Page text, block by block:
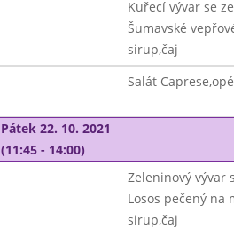
Kuřecí vývar se
Šumavské
sirup,čaj
Salát
Pátek 22. 10. 2021
(11:45 - 14:00)
Zeleninový vývar
Losos pečený na
sirup,čaj